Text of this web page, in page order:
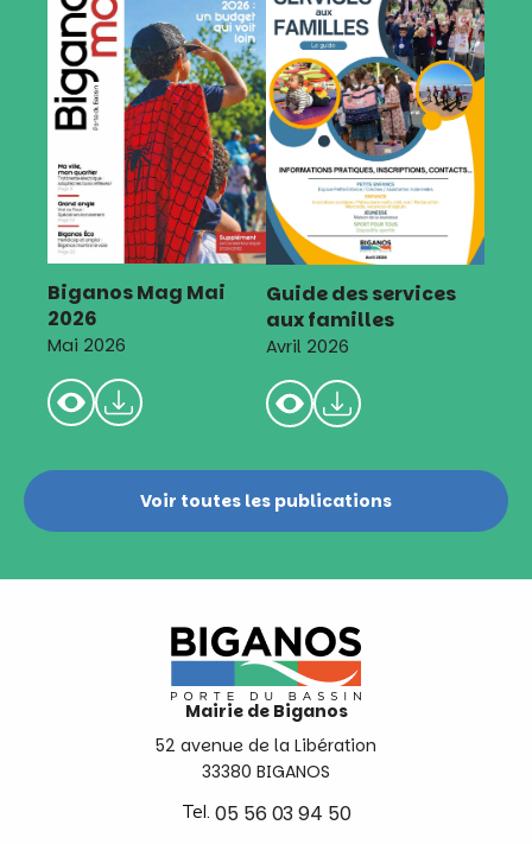
Biganos Mag Mai
2026
Mai 2026
Guide des services
aux familles
Avril 2026
Voir toutes les publications
Mairie de Biganos
52 avenue de la Libération
33380 BIGANOS
Tel. 05 56 03 94 50